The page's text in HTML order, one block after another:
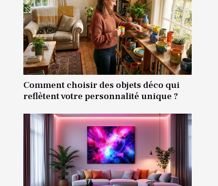
Comment choisir des objets déco qui
reflètent votre personnalité unique ?